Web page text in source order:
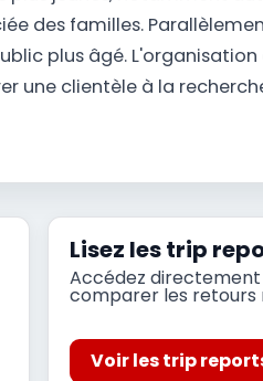
des familles.
plus âgé.
une clientèle à la
Lisez les trip
Accédez
comparer les retours
Voir les trip